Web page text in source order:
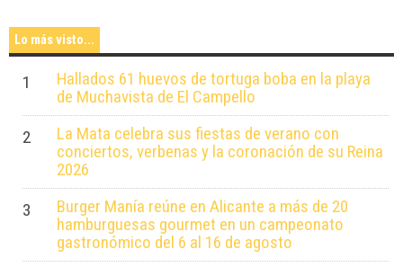
Lo más visto...
1
Hallados 61 huevos de tortuga boba en la playa
de Muchavista de El Campello
2
La Mata celebra sus fiestas de verano con
conciertos, verbenas y la coronación de su Reina
2026
3
Burger Manía reúne en Alicante a más de 20
hamburguesas gourmet en un campeonato
gastronómico del 6 al 16 de agosto